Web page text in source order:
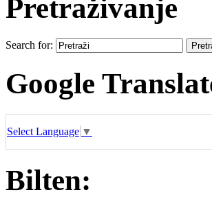
Pretraživanje
Search for:
Google
Select Language ▼
Bilten: